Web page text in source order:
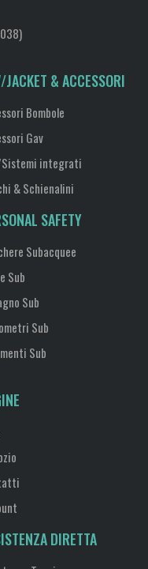
JACKET & ACCESSORI
Bombole
Gav
Sistemi integrati
& Schienalini
SAFETY
Subacquee
Sub
Sub
Sub
Sub
DIRETTA